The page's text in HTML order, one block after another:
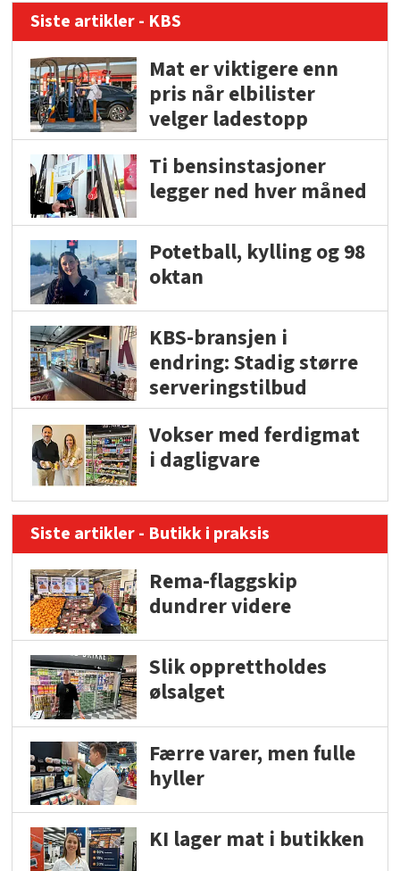
Siste artikler - KBS
Mat er viktigere enn
pris når elbilister
velger ladestopp
Ti bensinstasjoner
legger ned hver måned
Potetball, kylling og 98
oktan
KBS-bransjen i
endring: Stadig større
serveringstilbud
Vokser med ferdigmat
i dagligvare
Siste artikler - Butikk i praksis
Rema-flaggskip
dundrer videre
Slik opprettholdes
ølsalget
Færre varer, men fulle
hyller
KI lager mat i butikken